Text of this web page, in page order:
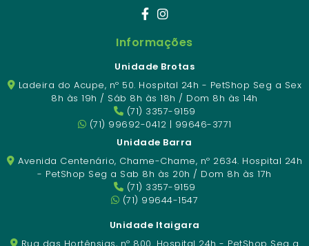
Informações
Unidade Brotas
Ladeira do Acupe, nº 50. Hospital 24h - PetShop Seg a Sex
8h às 19h / Sáb 8h às 18h / Dom 8h às 14h
(71) 3357-9159
(71) 99692-0412 | 99646-3771
Unidade Barra
Avenida Centenário, Chame-Chame, nº 2634. Hospital 24h
- PetShop Seg a Sab 8h às 20h / Dom 8h às 17h
(71) 3357-9159
(71) 99644-1547
Unidade Itaigara